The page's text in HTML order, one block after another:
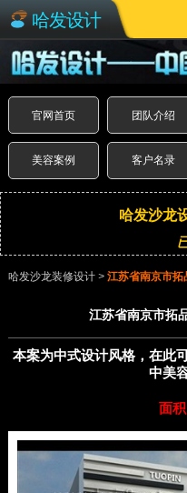
哈发设计
官网首页 团队介绍
美容案例 客户名录
哈发沙龙
哈发沙龙装修设计 > 江苏省南京市拓
江苏省南京市拓
本案为中式设计风格，在此
中美
面